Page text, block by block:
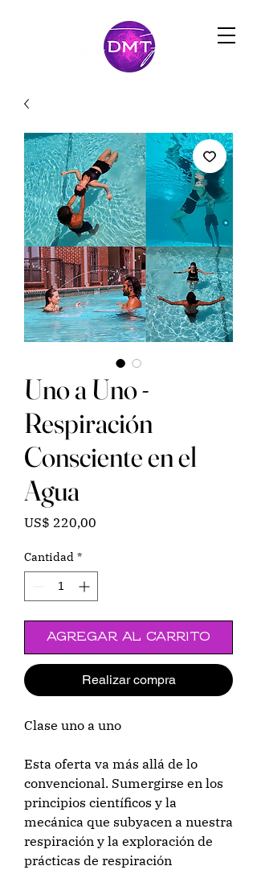
Uno a Uno -
Respiración
Consciente en el
Agua
US$ 220,00
Cantidad *
Agregar al carrito
Realizar compra
Clase uno a uno
Esta oferta va más allá de lo
convencional. Sumergirse en los
principios científicos y la
mecánica que subyacen a nuestra
respiración y la exploración de
prácticas de respiración